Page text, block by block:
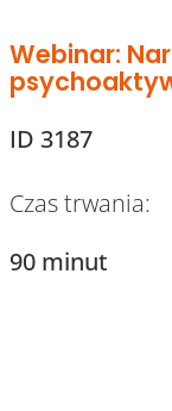
Webinar:
ID 3187
Czas trwania:
90 minut